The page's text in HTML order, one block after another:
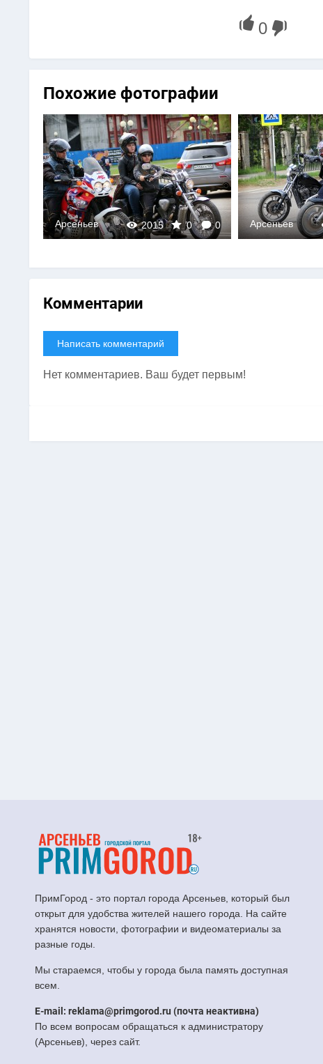
Похожие фотографии
0 2031 0 0
Арсеньев
Комментарии
Написать комментарий
Нет комментариев. Ваш будет первым!
ПримГород - это портал города Арсеньев, который был
открыт для удобства жителей нашего города. На сайте
хранятся новости, фотографии и видеоматериалы за
разные годы.
Мы стараемся, чтобы у города была память доступная
всем.
E-mail: reklama@primgorod.ru (почта неактивна)
По всем вопросам обращаться к администратору
(Арсеньев), через сайт.